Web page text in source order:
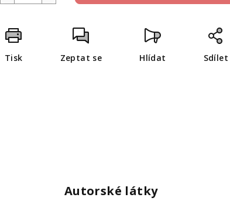
Tisk Zeptat se Hlídat Sdílet
Autorské látky